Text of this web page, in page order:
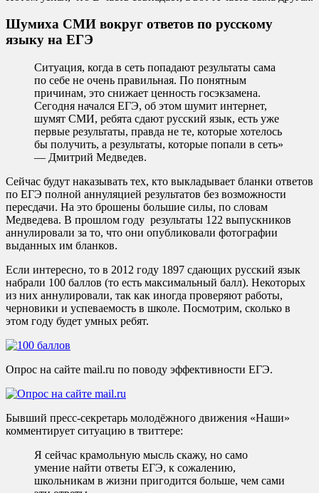
Шумиха СМИ вокруг ответов по русскому
языку на ЕГЭ
Ситуация, когда в сеть попадают результаты сама
по себе не очень правильная. По понятным
причинам, это снижает ценность госэкзамена.
Сегодня начался ЕГЭ, об этом шумит интернет,
шумят СМИ, ребята сдают русский язык, есть уже
первые результаты, правда не те, которые хотелось
бы получить, а результаты, которые попали в сеть»
— Дмитрий Медведев.
Сейчас будут наказывать тех, кто выкладывает бланки ответов
по ЕГЭ полной аннуляцией результатов без возможности
пересдачи. На это брошены большие силы, по словам
Медведева. В прошлом году результаты 122 выпускников
аннулировали за то, что они опубликовали фотографии
выданных им бланков.
Если интересно, то в 2012 году 1897 сдающих русский язык
набрали 100 баллов (то есть максимальный балл). Некоторых
из них аннулировали, так как иногда проверяют работы,
черновики и успеваемость в школе. Посмотрим, сколько в
этом году будет умных ребят.
Опрос на сайте mail.ru по поводу эффективности ЕГЭ.
Бывший пресс-секретарь молодёжного движения «Наши»
комментирует ситуацию в твиттере:
Я сейчас крамольную мысль скажу, но само
умение найти ответы ЕГЭ, к сожалению,
школьникам в жизни пригодится больше, чем сами